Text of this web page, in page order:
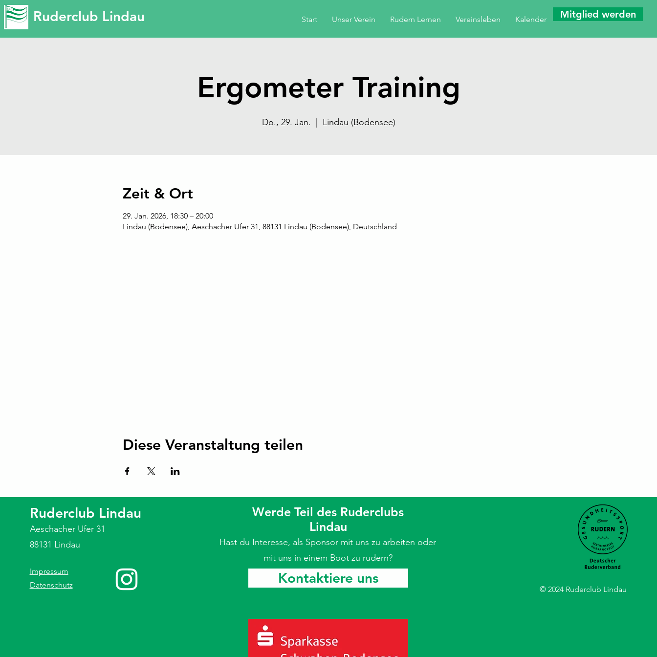
Ruderclub Lindau Start Unser Verein Rudern Lernen Vereinsleben Kalender Mitglied werden
Ergometer Training
Do., 29. Jan. Lindau (Bodensee)
Zeit & Ort
29. Jan. 2026, 18:30 – 20:00
Lindau (Bodensee), Aeschacher Ufer 31, 88131 Lindau (Bodensee), Deutschland
Diese Veranstaltung teilen
Ruderclub Lindau
Aeschacher Ufer 31
88131 Lindau
Impressum
Datenschutz
Werde Teil des Ruderclubs
Lindau
Hast du Interesse, als Sponsor mit uns zu arbeiten oder
mit uns in einem Boot zu rudern?
Kontaktiere uns
© 2024 Ruderclub Lindau